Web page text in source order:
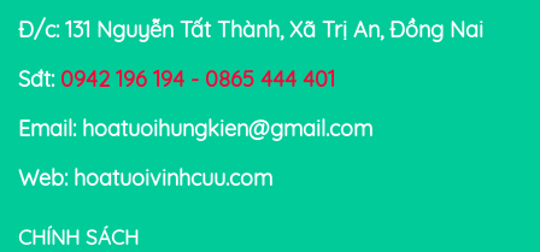
Đ/c: 131 Nguyễn Tất Thành, Xã Trị An, Đồng Nai
Sđt: 0942 196 194 - 0865 444 401
Email: hoatuoihungkien@gmail.com
Web: hoatuoivinhcuu.com
CHÍNH SÁCH